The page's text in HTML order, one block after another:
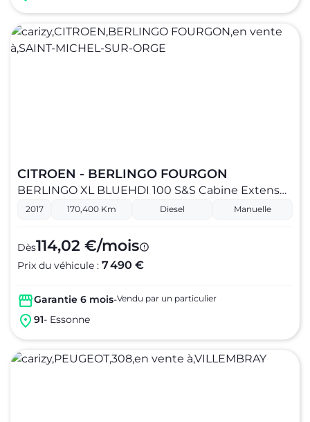
CITROEN - BERLINGO FOURGON
BERLINGO XL BLUEHDI 100 S&S Cabine Extenso BUSINESS
2017 170,400 Km Diesel Manuelle
Dès114,02 €/mois
Prix du véhicule : 7 490 €
Garantie 6 mois-Vendu par un particulier
91- Essonne